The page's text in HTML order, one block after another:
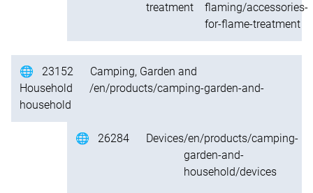
treatment
flaming/accessories-
for-flame-treatment
🌐 23152
Camping, Garden and
Household
/en/products/camping-garden-and-
household
🌐 26284 Devices/en/products/camping-
garden-and-
household/devices